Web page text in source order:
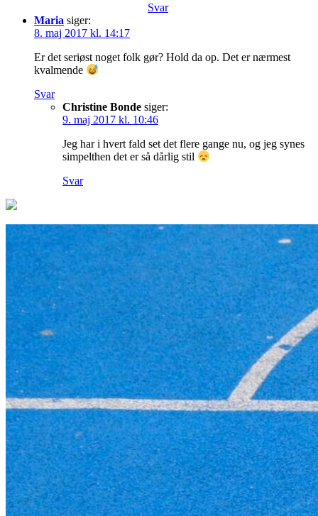
Svar
Maria siger:
8. maj 2017 kl. 14:17
Er det seriøst noget folk gør? Hold da op. Det er nærmest
kvalmende
Svar
Christine Bonde siger:
9. maj 2017 kl. 10:46
Jeg har i hvert fald set det flere gange nu, og jeg synes
simpelthen det er så dårlig stil
Svar